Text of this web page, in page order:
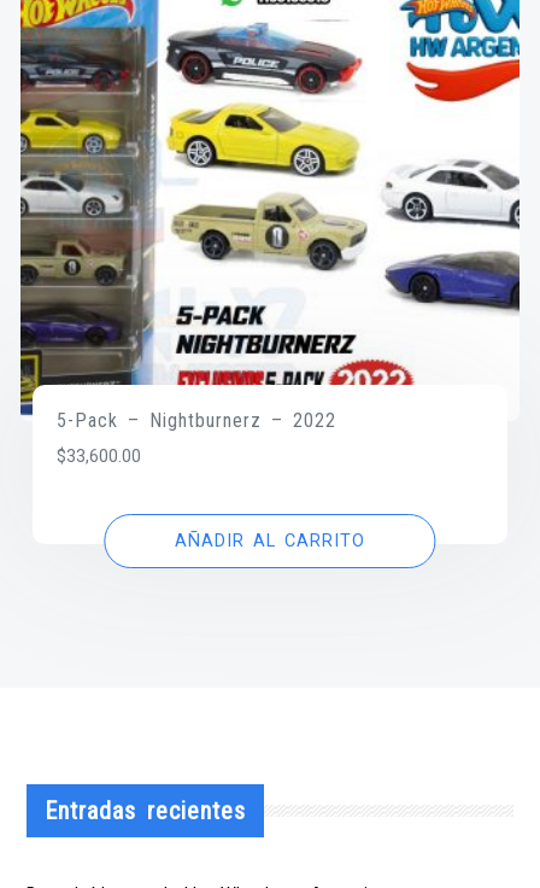
5-Pack – Nightburnerz – 2022
$33,600.00
AÑADIR AL CARRITO
Entradas recientes